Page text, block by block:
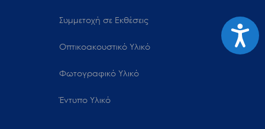
Συμμετοχή σε Εκθέσεις
Οπτικοακουστικό Υλικό
Φωτογραφικό Υλικό
Έντυπο Υλικό